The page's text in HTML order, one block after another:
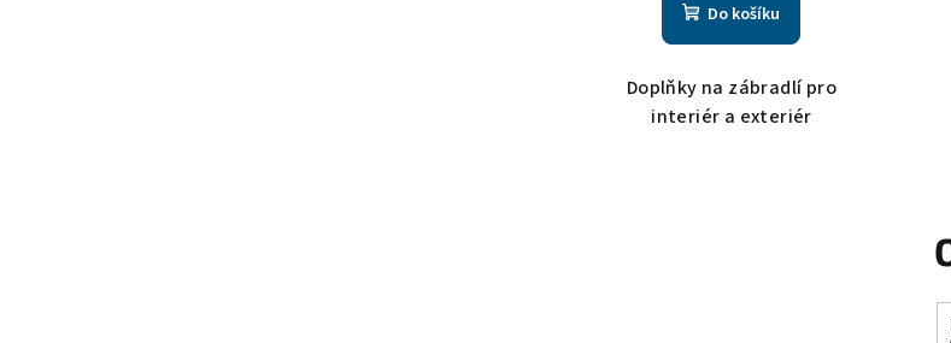
Do košíku
Doplňky na zábradlí pro
interiér a exteriér